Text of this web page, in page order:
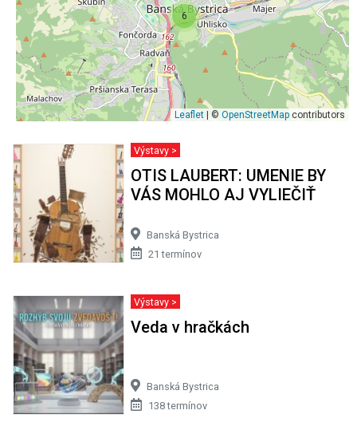
6
Leaflet | © OpenStreetMap contributors
Výstavy >
OTIS LAUBERT: UMENIE BY
VÁS MOHLO AJ VYLIEČIŤ
Banská Bystrica
21 termínov
Výstavy >
Veda v hračkách
Banská Bystrica
138 termínov